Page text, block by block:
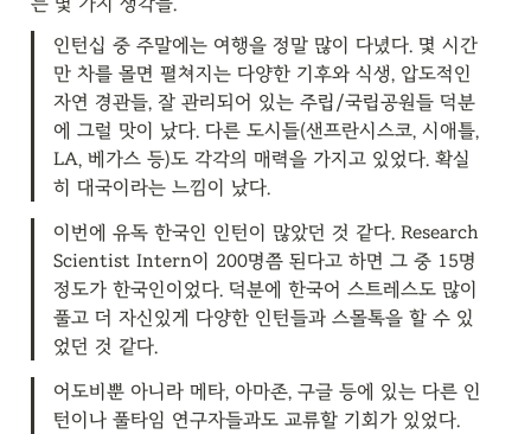
인턴십 중 주말에는 여행을 정말 많이 다녔다. 몇 시간
만 차를 몰면 펼쳐지는 다양한 기후와 식생, 압도적인
자연 경관들, 잘 관리되어 있는 주립/국립공원들 덕분
에 그럴 맛이 났다. 다른 도시들(샌프란시스코, 시애틀,
LA, 베가스 등)도 각각의 매력을 가지고 있었다. 확실
히 대국이라는 느낌이 났다.
이번에 유독 한국인 인턴이 많았던 것 같다. Research
Scientist Intern이 200명쯤 된다고 하면 그 중 15명
정도가 한국인이었다. 덕분에 한국어 스트레스도 많이
풀고 더 자신있게 다양한 인턴들과 스몰톡을 할 수 있
었던 것 같다.
어도비뿐 아니라 메타, 아마존, 구글 등에 있는 다른 인
턴이나 풀타임 연구자들과도 교류할 기회가 있었다.